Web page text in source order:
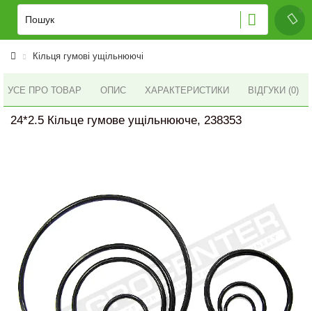
Кільця гумові ущільнюючі
УСЕ ПРО ТОВАР ОПИС ХАРАКТЕРИСТИКИ ВІДГУКИ (0)
24*2.5 Кільце гумове ущільнююче, 238353